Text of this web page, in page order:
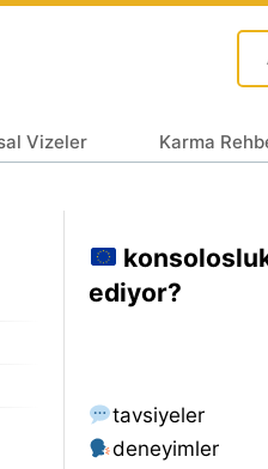
Vizeler Karma
ediyor?
tavsiyeler
deneyimler